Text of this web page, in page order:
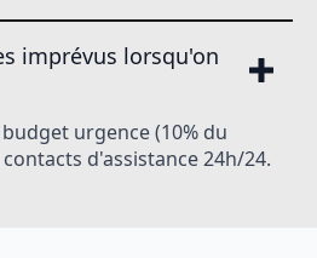
imprévus lorsqu'on
urgence (10% du
d'assistance 24h/24.